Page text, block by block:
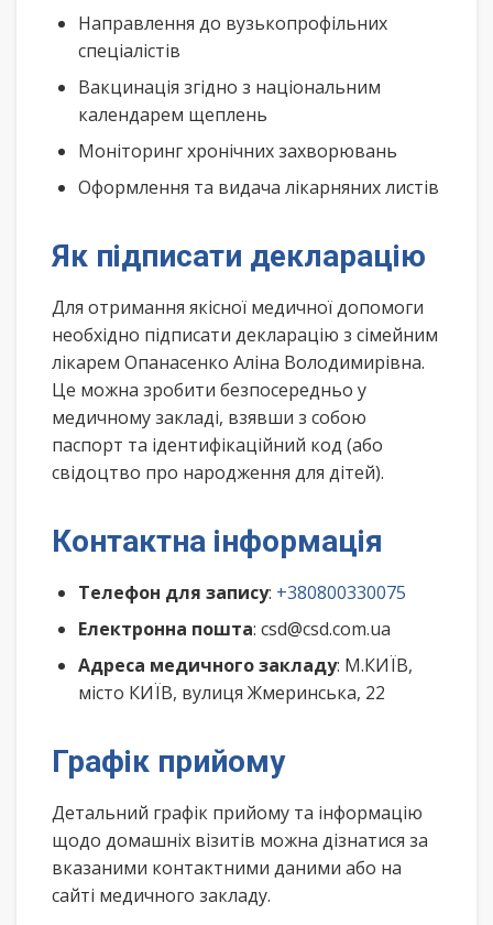
Направлення до вузькопрофільних
спеціалістів
Вакцинація згідно з національним
календарем щеплень
Моніторинг хронічних захворювань
Оформлення та видача лікарняних листів
Як підписати декларацію
Для отримання якісної медичної допомоги
необхідно підписати декларацію з сімейним
лікарем Опанасенко Аліна Володимирівна.
Це можна зробити безпосередньо у
медичному закладі, взявши з собою
паспорт та ідентифікаційний код (або
свідоцтво про народження для дітей).
Контактна інформація
Телефон для запису: +380800330075
Електронна пошта: csd@csd.com.ua
Адреса медичного закладу: М.КИЇВ,
місто КИЇВ, вулиця Жмеринська, 22
Графік прийому
Детальний графік прийому та інформацію
щодо домашніх візитів можна дізнатися за
вказаними контактними даними або на
сайті медичного закладу.